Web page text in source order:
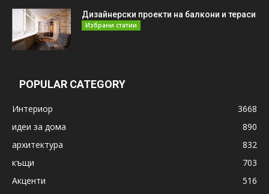
Дизайнерски проекти на балкони и тераси
Избрани статии
POPULAR CATEGORY
Интериор
3668
идеи за дома
890
архитектура
832
къщи
703
Акценти
516